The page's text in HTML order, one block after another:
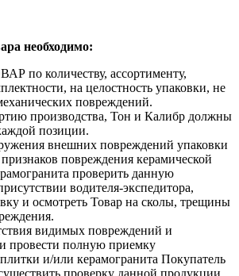
необходимо:
по количеству, ассортименту,
на целостность упаковки, не
повреждений.
производства, Тон и Калибр должны
позиции.
внешних повреждений упаковки
повреждения керамической
проверить данную
водителя-экспедитора,
и осмотреть Товар на сколы, трещины
видимых повреждений и
провести полную приемку
и/или керамогранита Покупатель
проверку данной продукции